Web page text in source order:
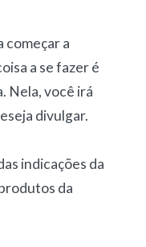
começar a
a se fazer é
Nela, você irá
divulgar.
indicações da
da